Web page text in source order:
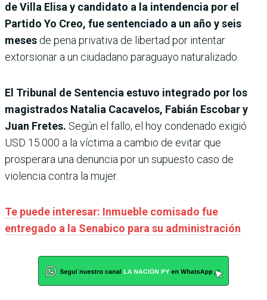
de Villa Elisa y candidato a la intendencia por el
Partido Yo Creo, fue sentenciado a un año y seis
meses de pena privativa de libertad por intentar
extorsionar a un ciudadano paraguayo naturalizado.
El Tribunal de Sentencia estuvo integrado por los
magistrados Natalia Cacavelos, Fabián Escobar y
Juan Fretes. Según el fallo, el hoy condenado exigió
USD 15.000 a la víctima a cambio de evitar que
prosperara una denuncia por un supuesto caso de
violencia contra la mujer.
Te puede interesar: Inmueble comisado fue
entregado a la Senabico para su administración